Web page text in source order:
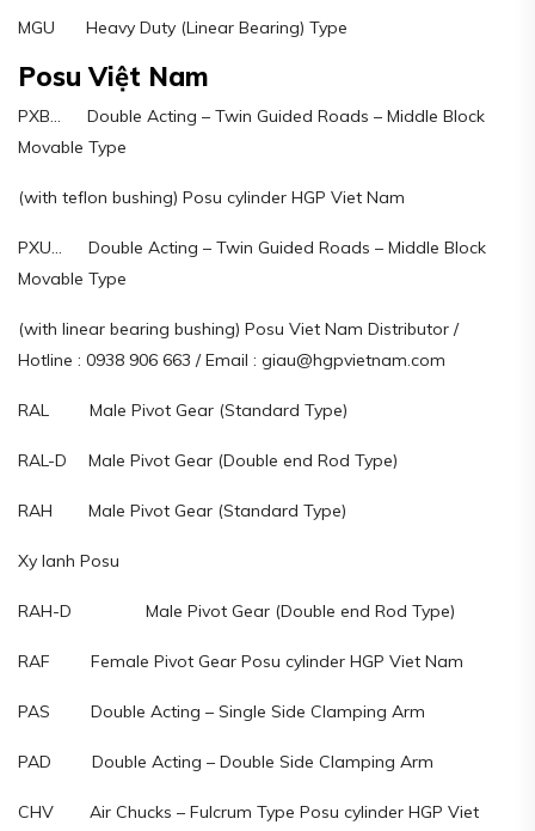
MGU Heavy Duty (Linear Bearing) Type
Posu Việt Nam
PXB… Double Acting – Twin Guided Roads – Middle Block
Movable Type
(with teflon bushing) Posu cylinder HGP Viet Nam
PXU… Double Acting – Twin Guided Roads – Middle Block
Movable Type
(with linear bearing bushing) Posu Viet Nam Distributor /
Hotline : 0938 906 663 / Email : giau@hgpvietnam.com
RAL Male Pivot Gear (Standard Type)
RAL-D Male Pivot Gear (Double end Rod Type)
RAH Male Pivot Gear (Standard Type)
Xy lanh Posu
RAH-D Male Pivot Gear (Double end Rod Type)
RAF Female Pivot Gear Posu cylinder HGP Viet Nam
PAS Double Acting – Single Side Clamping Arm
PAD Double Acting – Double Side Clamping Arm
CHV Air Chucks – Fulcrum Type Posu cylinder HGP Viet